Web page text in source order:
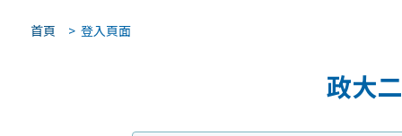
首頁 > 登入頁面
政大